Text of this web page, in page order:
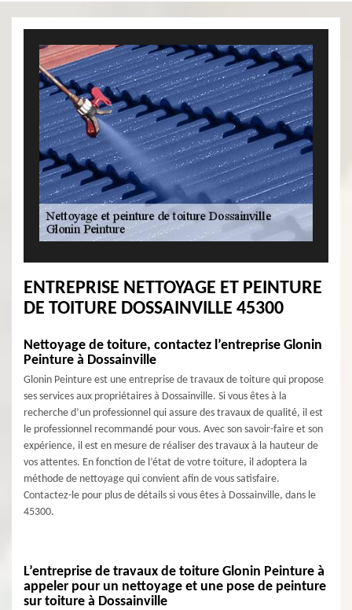
ENTREPRISE NETTOYAGE ET PEINTURE
DE TOITURE DOSSAINVILLE 45300
Nettoyage de toiture, contactez l’entreprise Glonin
Peinture à Dossainville
Glonin Peinture est une entreprise de travaux de toiture qui propose
ses services aux propriétaires à Dossainville. Si vous êtes à la
recherche d’un professionnel qui assure des travaux de qualité, il est
le professionnel recommandé pour vous. Avec son savoir-faire et son
expérience, il est en mesure de réaliser des travaux à la hauteur de
vos attentes. En fonction de l’état de votre toiture, il adoptera la
méthode de nettoyage qui convient afin de vous satisfaire.
Contactez-le pour plus de détails si vous êtes à Dossainville, dans le
45300.
L’entreprise de travaux de toiture Glonin Peinture à
appeler pour un nettoyage et une pose de peinture
sur toiture à Dossainville